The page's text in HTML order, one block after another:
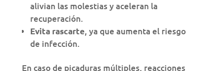
alivian las molestias y aceleran la
recuperación.
Evita rascarte, ya que aumenta el riesgo
de infección.
En caso de picaduras múltiples, reacciones